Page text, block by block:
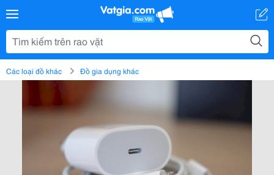
Các loại đồ khác Đồ gia dụng khác